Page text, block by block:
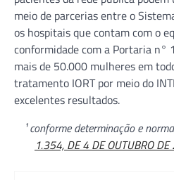
meio de parcerias entre o
os hospitais que contam com o
conformidade com a Portaria n°
mais de 50.000 mulheres em
tratamento IORT por meio do
excelentes resultados.
¹ conforme determinação e
1.354, DE 4 DE OUTUBRO